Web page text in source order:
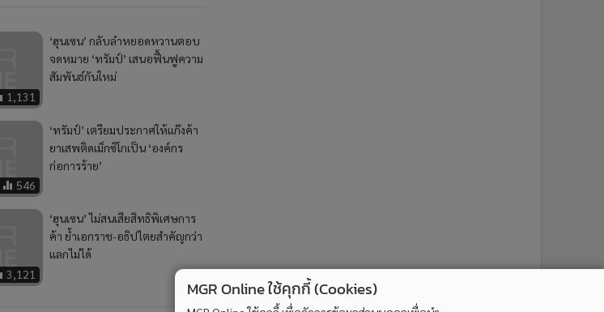
1,131
‘ฮุนเซน’ กลับลำหยอดหวานตอบ
จดหมาย ‘ทรัมป์’ เสนอฟื้นฟูความ
สัมพันธ์กันใหม่
546
‘ทรัมป์’ เตรียมประกาศให้แก๊งค้า
ยาเสพติดเม็กซิโกเป็น ‘องค์กร
ก่อการร้าย’
3,121
‘ฮุนเซน’ ไม่สนเสียสิทธิพิเศษการ
ค้า ย้ำเอกราช-อธิปไตยสำคัญกว่า
แลกไม่ได้
MGR Online ใช้คุกกี้ (Cookies)